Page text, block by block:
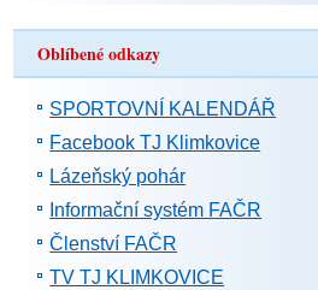
Oblíbené odkazy
SPORTOVNÍ KALENDÁŘ
Facebook TJ Klimkovice
Lázeňský pohár
Informační systém FAČR
Členství FAČR
TV TJ KLIMKOVICE